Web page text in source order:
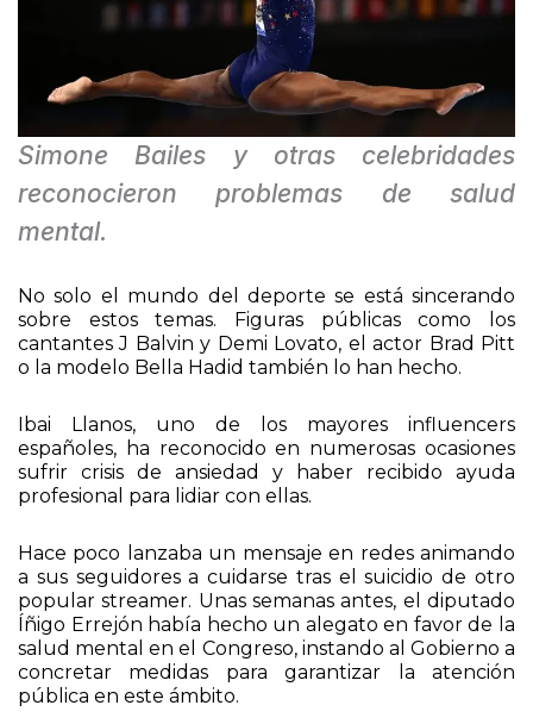
Simone Bailes y otras celebridades
reconocieron problemas de salud
No solo el mundo del deporte se está sincerando
sobre estos temas. Figuras públicas como los
Ibai Llanos, uno de los mayores influencers
españoles, ha reconocido en numerosas ocasiones
sufrir crisis de ansiedad y haber recibido ayuda
Hace poco lanzaba un mensaje en redes animando
a sus seguidores a cuidarse tras el suicidio de otro
popular streamer. Unas semanas antes, el diputado
Íñigo Errejón había hecho un alegato en favor de la
salud mental en el Congreso, instando al Gobierno a
concretar medidas para garantizar la atención